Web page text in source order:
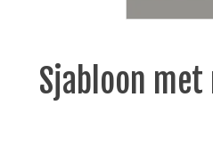
Sjabloon